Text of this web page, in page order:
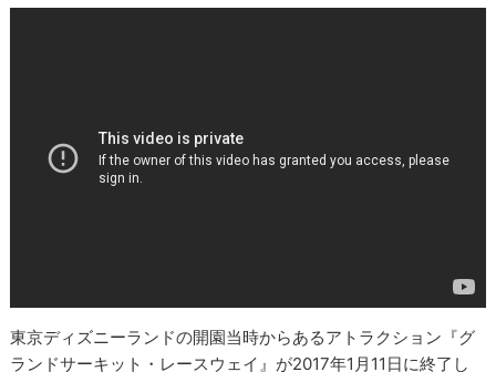
東京ディズニーランドの開園当時からあるアトラクション『グ
ランドサーキット・レースウェイ』が2017年1月11日に終了し